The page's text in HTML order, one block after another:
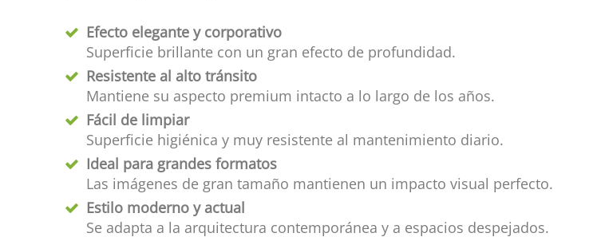
Efecto elegante y corporativo
Superficie brillante con un gran efecto de profundidad.
Resistente al alto tránsito
Mantiene su aspecto premium intacto a lo largo de los años.
Fácil de limpiar
Superficie higiénica y muy resistente al mantenimiento diario.
Ideal para grandes formatos
Las imágenes de gran tamaño mantienen un impacto visual perfecto.
Estilo moderno y actual
Se adapta a la arquitectura contemporánea y a espacios despejados.